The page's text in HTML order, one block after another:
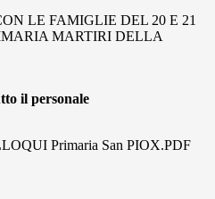
LE FAMIGLIE DEL 20 E 21
MARTIRI DELLA
il personale
Primaria San PIOX.PDF